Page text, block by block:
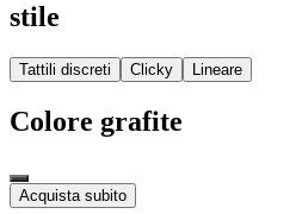
stile
Tattili discreti Clicky Lineare
Colore grafite
Acquista subito